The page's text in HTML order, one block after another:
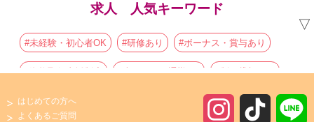
求人 人気キーワード
▽
#未経験・初心者OK #研修あり #ボーナス・賞与あり
#資格取得支援制度 #車・バイク通勤OK #制服貸与あり
#朝からの仕事 #初心者歓迎
はじめての方へ
よくあるご質問